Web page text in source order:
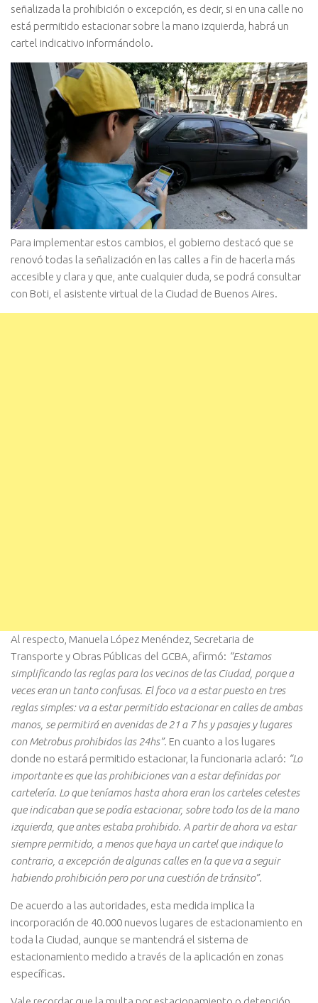
señalizada la prohibición o excepción, es decir, si en una calle no
está permitido estacionar sobre la mano izquierda, habrá un
cartel indicativo informándolo.
Para implementar estos cambios, el gobierno destacó que se
renovó todas la señalización en las calles a fin de hacerla más
accesible y clara y que, ante cualquier duda, se podrá consultar
con Boti, el asistente virtual de la Ciudad de Buenos Aires.
Al respecto, Manuela López Menéndez, Secretaria de
Transporte y Obras Públicas del GCBA, afirmó: “Estamos
simplificando las reglas para los vecinos de las Ciudad, porque a
veces eran un tanto confusas. El foco va a estar puesto en tres
reglas simples: va a estar permitido estacionar en calles de ambas
manos, se permitirá en avenidas de 21 a 7 hs y pasajes y lugares
con Metrobus prohibidos las 24hs”. En cuanto a los lugares
donde no estará permitido estacionar, la funcionaria aclaró: “Lo
importante es que las prohibiciones van a estar definidas por
cartelería. Lo que teníamos hasta ahora eran los carteles celestes
que indicaban que se podía estacionar, sobre todo los de la mano
izquierda, que antes estaba prohibido. A partir de ahora va estar
siempre permitido, a menos que haya un cartel que indique lo
contrario, a excepción de algunas calles en la que va a seguir
habiendo prohibición pero por una cuestión de tránsito”.
De acuerdo a las autoridades, esta medida implica la
incorporación de 40.000 nuevos lugares de estacionamiento en
toda la Ciudad, aunque se mantendrá el sistema de
estacionamiento medido a través de la aplicación en zonas
específicas.